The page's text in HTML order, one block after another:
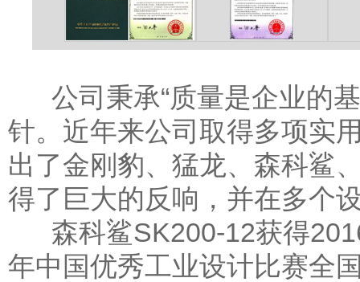
公司秉承“质量是企业的基
针。近年来公司取得多项实
出了金刚豹、猛龙、森科鲨
得了巨大的反响，并在多个
森科鲨SK200-12获得
年中国优秀工业设计比赛全